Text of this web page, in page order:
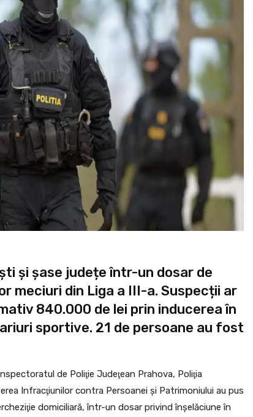
și șase județe într-un dosar de
meciuri din Liga a III-a. Suspecții ar
840.000 de lei prin inducerea în
sportive. 21 de persoane au fost
de Poliţie Judeţean Prahova, Poliţia
Infracţiunilor contra Persoanei şi Patrimoniului au pus
domiciliară, într-un dosar privind înşelăciune în